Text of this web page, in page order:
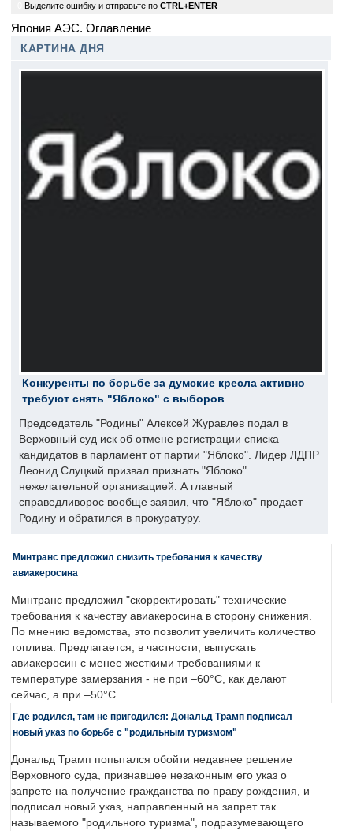
Выделите ошибку и отправьте по CTRL+ENTER
Япония АЭС. Оглавление
КАРТИНА ДНЯ
Конкуренты по борьбе за думские кресла активно
требуют снять "Яблоко" с выборов
Председатель "Родины" Алексей Журавлев подал в
Верховный суд иск об отмене регистрации списка
кандидатов в парламент от партии "Яблоко". Лидер ЛДПР
Леонид Слуцкий призвал признать "Яблоко"
нежелательной организацией. А главный
справедливорос вообще заявил, что "Яблоко" продает
Родину и обратился в прокуратуру.
Минтранс предложил снизить требования к качеству
авиакеросина
Минтранс предложил "скорректировать" технические
требования к качеству авиакеросина в сторону снижения.
По мнению ведомства, это позволит увеличить количество
топлива. Предлагается, в частности, выпускать
авиакеросин с менее жесткими требованиями к
температуре замерзания - не при –60°C, как делают
сейчас, а при –50°C.
Где родился, там не пригодился: Дональд Трамп подписал
новый указ по борьбе с "родильным туризмом"
Дональд Трамп попытался обойти недавнее решение
Верховного суда, признавшее незаконным его указ о
запрете на получение гражданства по праву рождения, и
подписал новый указ, направленный на запрет так
называемого "родильного туризма", подразумевающего